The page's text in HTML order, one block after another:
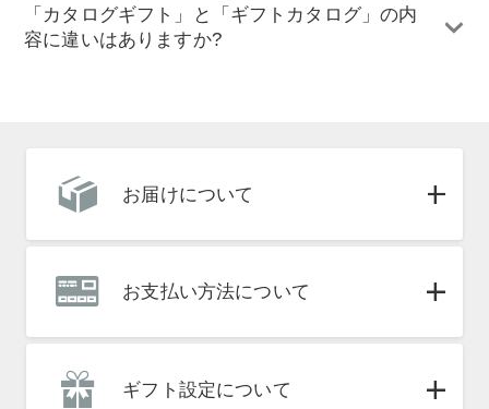
「カタログギフト」と「ギフトカタログ」の内
容に違いはありますか?
お届けについて
お支払い方法について
ギフト設定について